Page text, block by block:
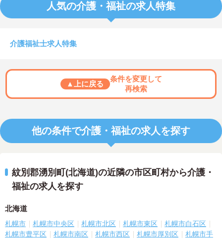
人気の介護・福祉の求人特集
介護福祉士求人特集
▲上に戻る
条件を変更して
再検索
他の条件で介護・福祉の求人を探す
紋別郡湧別町(北海道)の近隣の市区町村から介護・
福祉の求人を探す
北海道
札幌市 札幌市中央区 札幌市北区 札幌市東区
札幌市白石区
札幌市豊平区
札幌市南区 札幌市西区 札幌市厚別区
札幌市手